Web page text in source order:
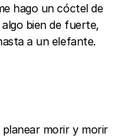
hago un cóctel de
bien de fuerte,
a un elefante.
morir y morir